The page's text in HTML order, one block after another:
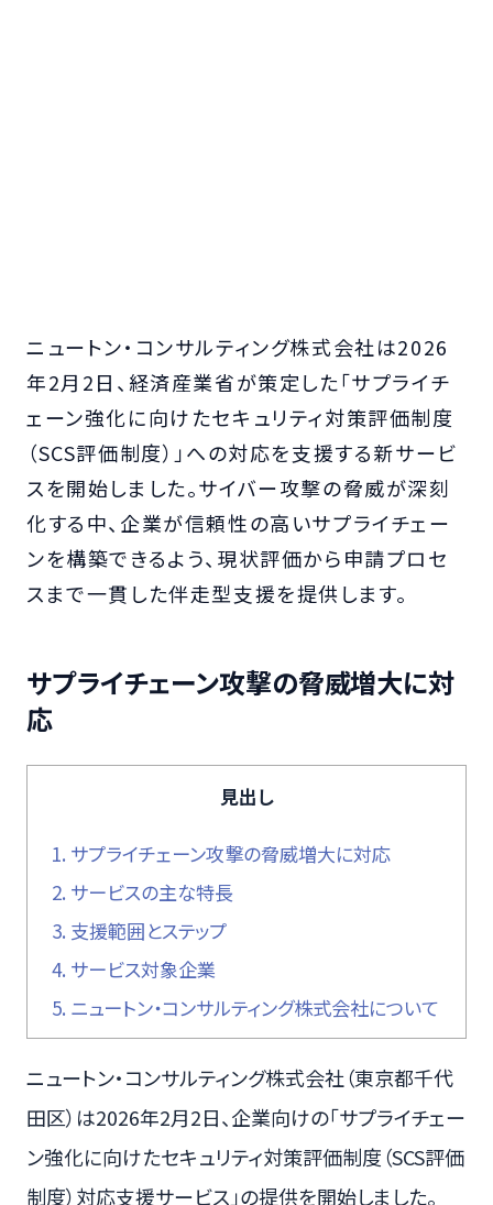
ニュートン・コンサルティング株式会社は2026
年2月2日、経済産業省が策定した「サプライチ
ェーン強化に向けたセキュリティ対策評価制度
（SCS評価制度）」への対応を支援する新サービ
スを開始しました。サイバー攻撃の脅威が深刻
化する中、企業が信頼性の高いサプライチェー
ンを構築できるよう、現状評価から申請プロセ
スまで一貫した伴走型支援を提供します。
サプライチェーン攻撃の脅威増大に対
応
見出し
1. サプライチェーン攻撃の脅威増大に対応
2. サービスの主な特長
3. 支援範囲とステップ
4. サービス対象企業
5. ニュートン・コンサルティング株式会社について
ニュートン・コンサルティング株式会社（東京都千代
田区）は2026年2月2日、企業向けの「サプライチェー
ン強化に向けたセキュリティ対策評価制度（SCS評価
制度）対応支援サービス」の提供を開始しました。